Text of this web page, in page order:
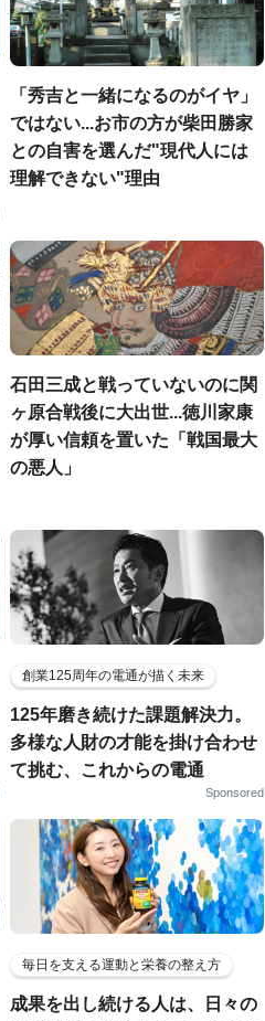
「秀吉と一緒になるのがイヤ」
ではない...お市の方が柴田勝家
との自害を選んだ"現代人には
理解できない"理由
石田三成と戦っていないのに関
ヶ原合戦後に大出世...徳川家康
が厚い信頼を置いた「戦国最大
の悪人」
創業125周年の電通が描く未来
125年磨き続けた課題解決力。
多様な人財の才能を掛け合わせ
て挑む、これからの電通
Sponsored
毎日を支える運動と栄養の整え方
成果を出し続ける人は、日々の